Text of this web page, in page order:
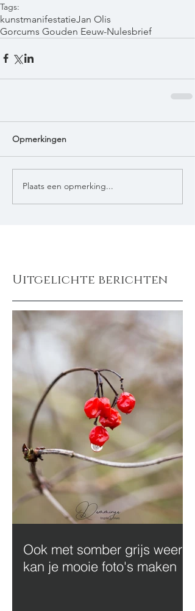
Tags:
kunstmanifestatieJan Olis
Gorcums Gouden Eeuw-Nulesbrief
Opmerkingen
Plaats een opmerking...
Uitgelichte berichten
Ook met somber grijs weer
kan je mooie foto's maken